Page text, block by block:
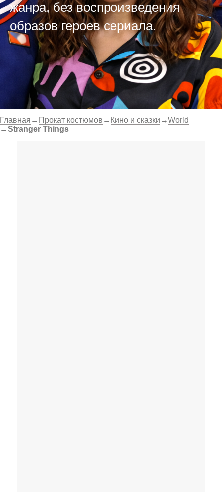
жанра, без воспроизведения
образов героев сериала.
Главная → Прокат костюмов → Кино и сказки →World
→Stranger Things